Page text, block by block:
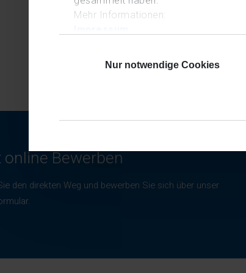
Mehr Informationen:
Nur notwendige Cookies
online Bewerben
den direkten Weg und bewerben Sie sich über unser